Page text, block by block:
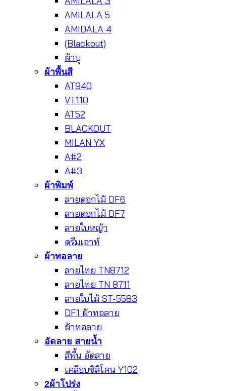
AMILALA 5
AMIDALA 4
(Blackout)
ผ้าบุ
ผ้าพื้นสี
AT940
VT110
AT52
BLACKOUT
MILAN YX
A#2
A#3
ผ้าพิมพ์
ลายดอกไม้ DF6
ลายดอกไม้ DF7
ลายใบหญ้า
ดรีมเอาท์
ผ้าทอลาย
ลายไทย TN8712
ลายไทย TN 8711
ลายใบไม้ ST-5583
DF1 ผ้าทอลาย
ผ้าทอลาย
อัดลาย สายน้ำ
สีพื้น อัดลาย
เคลือบซิลิโคน Y102
2ผ้าโปร่ง